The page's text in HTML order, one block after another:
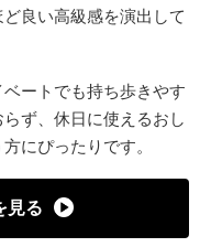
良い高級感を演出して
ートでも持ち歩きやす
ず、休日に使えるおし
にぴったりです。
見る